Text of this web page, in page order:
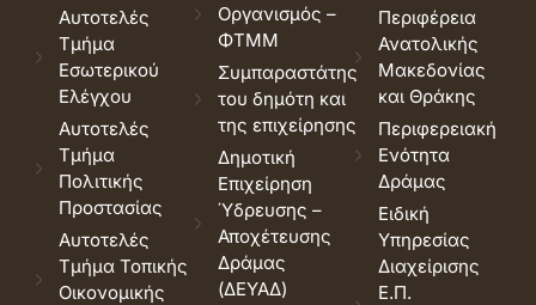
Αυτοτελές
Τμήμα
Εσωτερικού
Ελέγχου
Αυτοτελές
Τμήμα
Πολιτικής
Προστασίας
Αυτοτελές
Τμήμα Τοπικής
Οικονομικής
Οργανισμός –
ΦΤΜΜ
Συμπαραστάτης
του δημότη και
της επιχείρησης
Δημοτική
Επιχείρηση
Ύδρευσης –
Αποχέτευσης
Δράμας
(ΔΕΥΑΔ)
Περιφέρεια
Ανατολικής
Μακεδονίας
και Θράκης
Περιφερειακή
Ενότητα
Δράμας
Ειδική
Υπηρεσίας
Διαχείρισης
Ε.Π.